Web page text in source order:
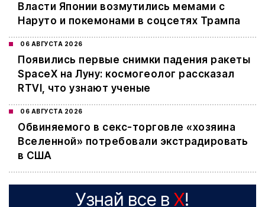
Власти Японии возмутились мемами с
Наруто и покемонами в соцсетях Трампа
06 АВГУСТА 2026
Появились первые снимки падения ракеты
SpaceX на Луну: космогеолог рассказал
RTVI, что узнают ученые
06 АВГУСТА 2026
Обвиняемого в секс-торговле «хозяина
Вселенной» потребовали экстрадировать
в США
Узнай все в X!